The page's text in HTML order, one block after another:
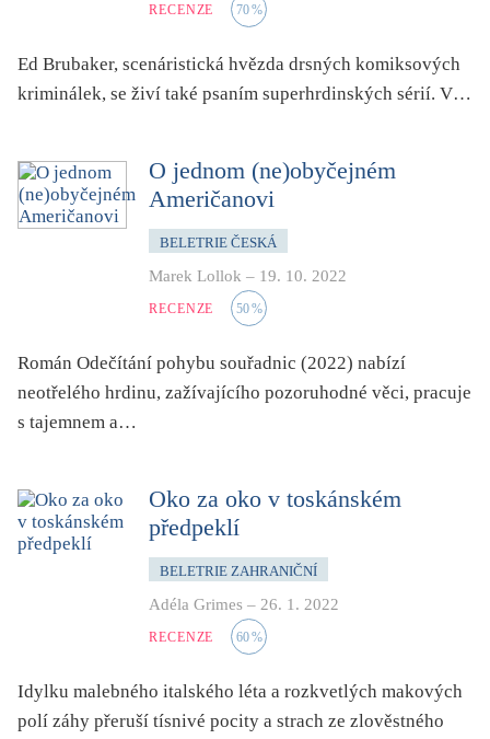
RECENZE 70%
Ed Brubaker, scenáristická hvězda drsných komiksových
kriminálek, se živí také psaním superhrdinských sérií. V…
O jednom (ne)obyčejném
Američanovi
BELETRIE ČESKÁ
Marek Lollok – 19. 10. 2022
RECENZE 50%
Román Odečítání pohybu souřadnic (2022) nabízí
neotřelého hrdinu, zažívajícího pozoruhodné věci, pracuje
s tajemnem a…
Oko za oko v toskánském
předpeklí
BELETRIE ZAHRANIČNÍ
Adéla Grimes – 26. 1. 2022
RECENZE 60%
Idylku malebného italského léta a rozkvetlých makových
polí záhy přeruší tísnivé pocity a strach ze zlověstného